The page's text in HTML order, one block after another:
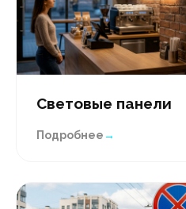
Световые панели
Подробнее→